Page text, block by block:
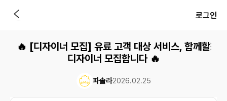
로그인
🔥 [디자이너 모집] 유료 고객 대상 서비스, 함께할
디자이너 모집합니다 🔥
파솔라2026.02.25